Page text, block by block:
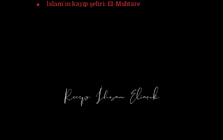
İslam’ın kayıp şehri: El-Muhtare